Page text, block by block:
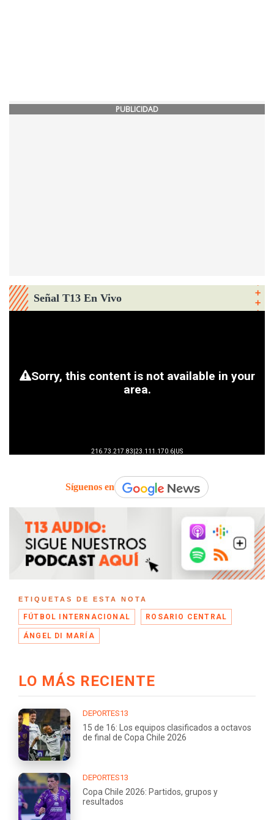
PUBLICIDAD
Señal T13 En Vivo
Síguenos en
ETIQUETAS DE ESTA NOTA
FÚTBOL INTERNACIONAL ROSARIO CENTRAL
ÁNGEL DI MARÍA
LO MÁS RECIENTE
DEPORTES13
15 de 16: Los equipos clasificados a octavos
de final de Copa Chile 2026
DEPORTES13
Copa Chile 2026: Partidos, grupos y
resultados